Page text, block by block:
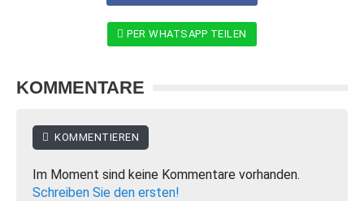
PER WHATSAPP TEILEN
KOMMENTARE
KOMMENTIEREN
Im Moment sind keine Kommentare vorhanden.
Schreiben Sie den ersten!